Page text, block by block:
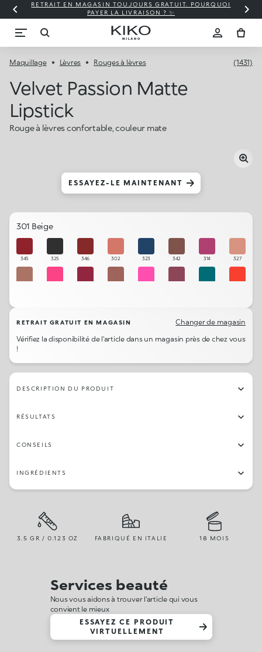
RETRAIT EN MAGASIN TOUJOURS GRATUIT. POURQUOI
PAYER LA LIVRAISON ? ✨
Maquillage Lèvres Rouges à lèvres (1431)
Velvet Passion Matte
Lipstick
Rouge à lèvres confortable, couleur mate
ESSAYEZ-LE MAINTENANT
301 Beige
345 325 346 302 323 342 314 327
319
RETRAIT GRATUIT EN MAGASIN
Changer de magasin
Vérifiez la disponibilité de l'article dans un magasin près de chez vous
!
DESCRIPTION DU PRODUIT
RÉSULTATS
CONSEILS
INGRÉDIENTS
3.5 GR / 0.123 OZ FABRIQUÉ EN ITALIE 18 MOIS
Services beauté
Nous vous aidons à trouver l'article qui vous
convient le mieux
ESSAYEZ CE PRODUIT
VIRTUELLEMENT